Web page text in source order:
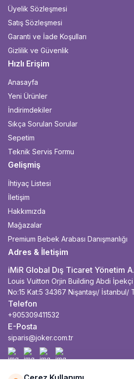
Üyelik Sözleşmesi
Satış Sözleşmesi
Garanti ve İade Koşulları
Gizlilik ve Güvenlik
Hızlı Erişim
Anasayfa
Yeni Ürünler
İndirimdekiler
Sıkça Sorulan Sorular
Sepetim
Teknik Servis Formu
Gelişmiş
İhtiyaç Listesi
İletişim
Hakkımızda
Mağazalar
Premium Bebek Arabası Danışmanlığı
Adres & İletişim
iMiR Global Dış Ticaret Yönetim
Louis Vuitton Orjin Building Abdi
No:15 Kat:5 34367 Nişantaşı/ İstanbul/
Telefon
+905309411532
E-Posta
siparis@joker.com.tr
Facebook
İnstagram
YoutubeLinkedin